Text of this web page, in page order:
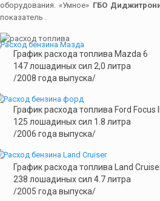
оборудования. «Умное» ГБО
показатель .
График расхода топлива Mazda 6
147 лошадиных сил 2,0 литра
/2008 года выпуска/
График расхода топлива Ford Focus II
125 лошадиных сил 1.8 литра
/2006 года выпуска/
График расхода топлива Land
238 лошадиных сил 4.7 литра
/2005 года выпуска/